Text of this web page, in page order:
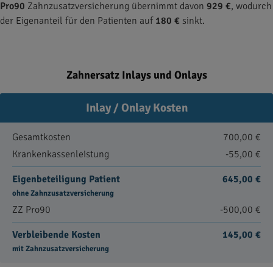
Pro90 Zahnzusatzversicherung übernimmt davon 929 €, wodurch
der Eigenanteil für den Patienten auf 180 € sinkt.
Zahnersatz Inlays und Onlays
Inlay / Onlay Kosten
Gesamtkosten
700,00 €
Krankenkassenleistung
-55,00 €
Eigenbeteiligung Patient
ohne Zahnzusatzversicherung
645,00 €
ZZ Pro90 -500,00 €
Verbleibende Kosten
mit Zahnzusatzversicherung
145,00 €